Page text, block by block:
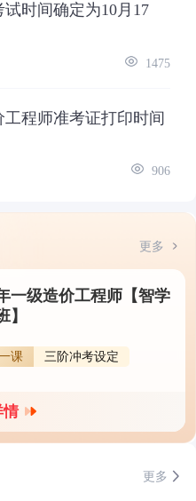
时间确定为10月17
1475
工程师准考证打印时间
906
更多
一级造价工程师【智学
】
课 三阶冲考设定
情
更多